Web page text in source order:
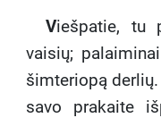
Viešpatie, tu
vaisių;
šimteriopą
savo prakaite